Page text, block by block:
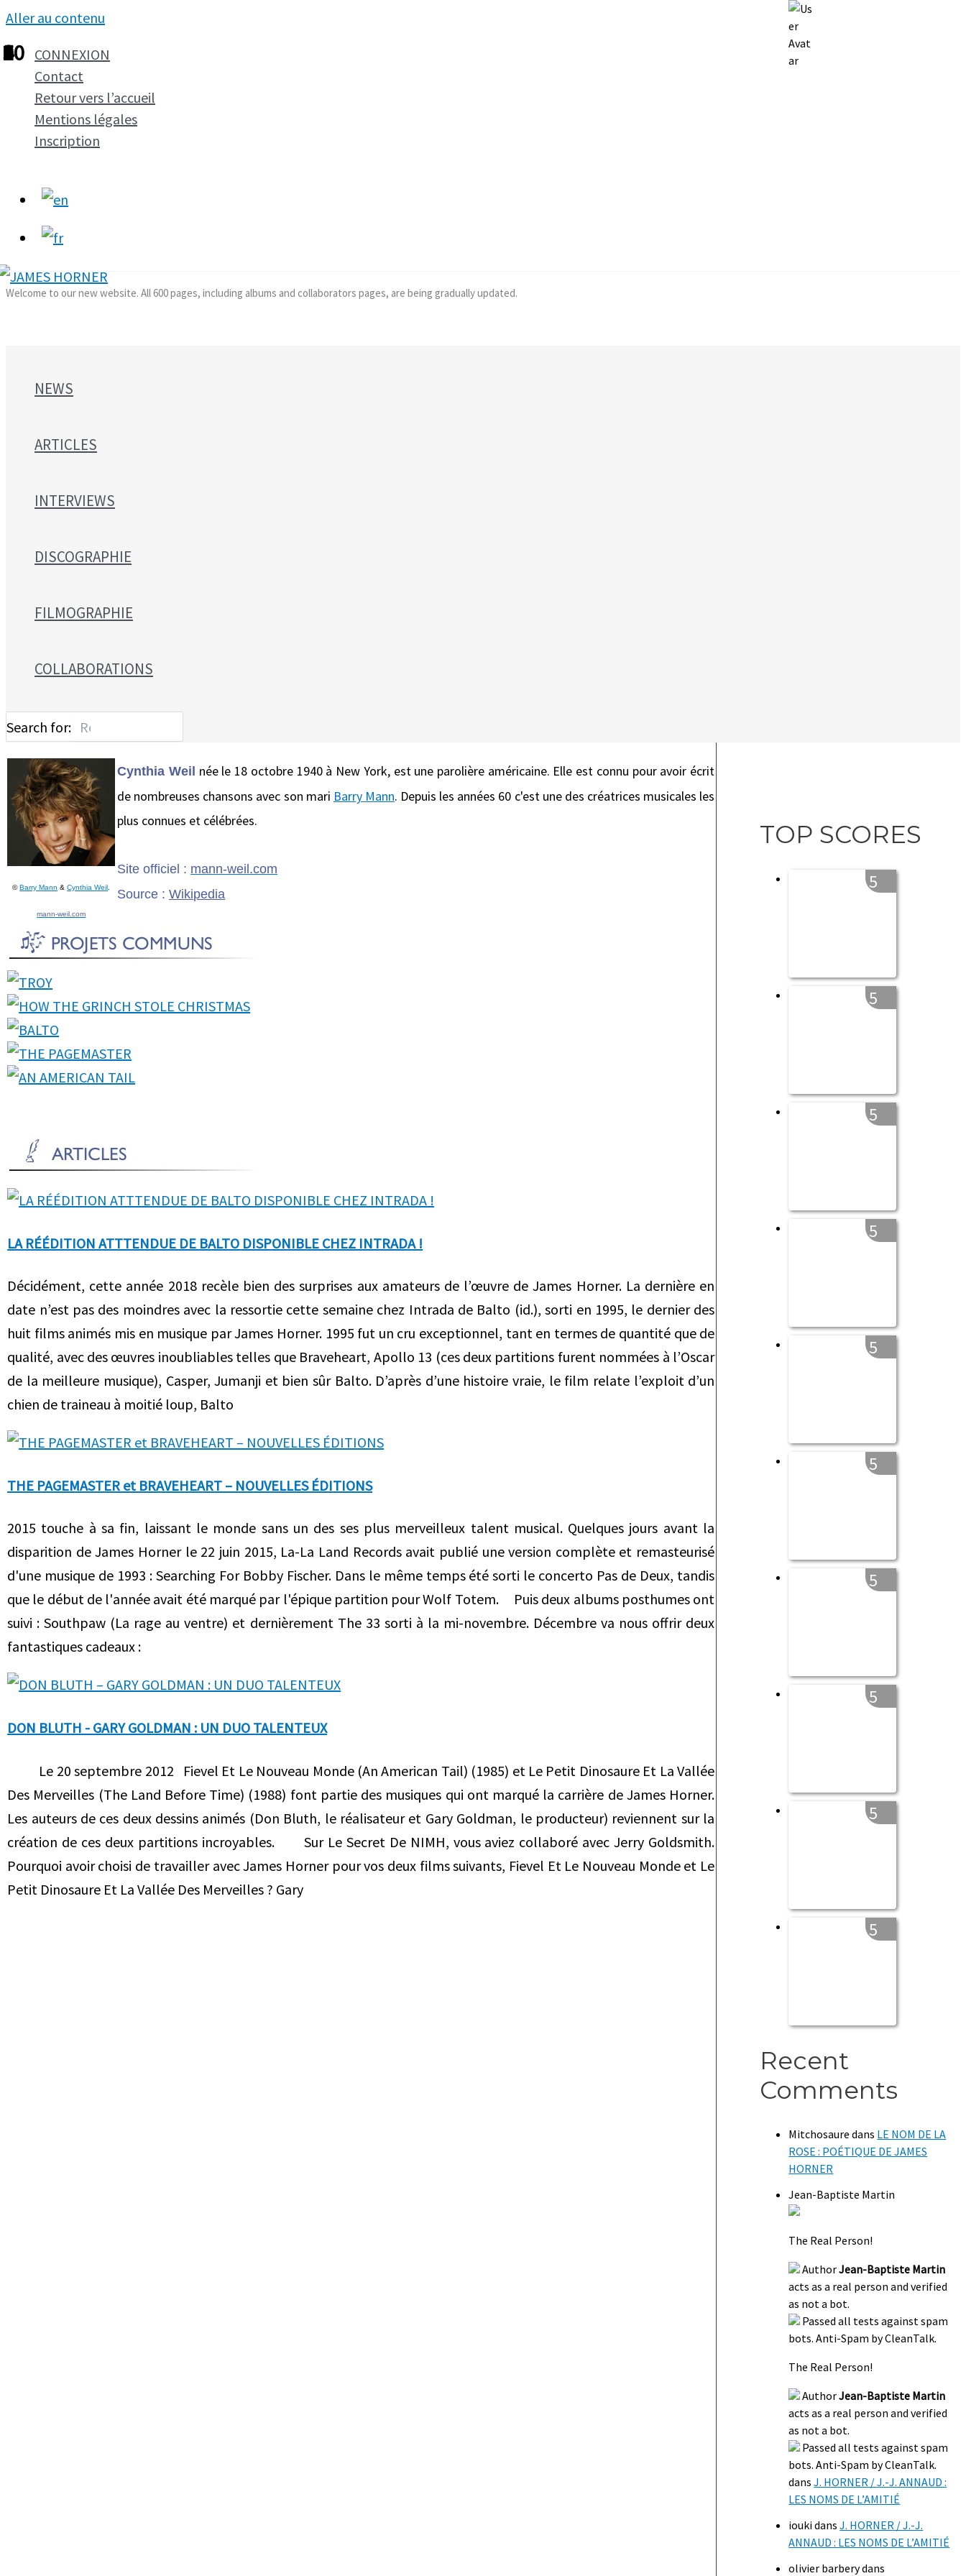
Aller au contenu
CONNEXION
Contact
Retour vers l’accueil
Mentions légales
Inscription
Welcome to our new website. All 600 pages, including albums and collaborators pages, are being gradually updated.
NEWS
ARTICLES
INTERVIEWS
DISCOGRAPHIE
FILMOGRAPHIE
COLLABORATIONS
Search for:
©Barry Mann &Cynthia Weil
mann-weil.com
Cynthia Weil née le 18 octobre 1940 à New York, est une parolière américaine. Elle est connu pour avoir écrit
de nombreuses chansons avec son mari Barry Mann. Depuis les années 60 c'est une des créatrices musicales les
plus connues et célébrées.
Site officiel : mann-weil.com
Source :Wikipedia
LA RÉÉDITION ATTTENDUE DE BALTO DISPONIBLE CHEZ INTRADA !
Décidément, cette année 2018 recèle bien des surprises aux amateurs de l’œuvre de James Horner. La dernière en
date n’est pas des moindres avec la ressortie cette semaine chez Intrada de Balto (id.), sorti en 1995, le dernier des
huit films animés mis en musique par James Horner. 1995 fut un cru exceptionnel, tant en termes de quantité que de
qualité, avec des œuvres inoubliables telles que Braveheart, Apollo 13 (ces deux partitions furent nommées à l’Oscar
de la meilleure musique), Casper, Jumanji et bien sûr Balto. D’après d’une histoire vraie, le film relate l’exploit d’un
chien de traineau à moitié loup, Balto
THE PAGEMASTER et BRAVEHEART – NOUVELLES ÉDITIONS
2015 touche à sa fin, laissant le monde sans un des ses plus merveilleux talent musical. Quelques jours avant la
disparition de James Horner le 22 juin 2015, La-La Land Records avait publié une version complète et remasteurisé
d'une musique de 1993 : Searching For Bobby Fischer. Dans le même temps été sorti le concerto Pas de Deux, tandis
que le début de l'année avait été marqué par l'épique partition pour Wolf Totem. Puis deux albums posthumes ont
suivi : Southpaw (La rage au ventre) et dernièrement The 33 sorti à la mi-novembre. Décembre va nous offrir deux
fantastiques cadeaux :
DON BLUTH - GARY GOLDMAN : UN DUO TALENTEUX
Le 20 septembre 2012 Fievel Et Le Nouveau Monde (An American Tail) (1985) et Le Petit Dinosaure Et La Vallée
Des Merveilles (The Land Before Time) (1988) font partie des musiques qui ont marqué la carrière de James Horner.
Les auteurs de ces deux dessins animés (Don Bluth, le réalisateur et Gary Goldman, le producteur) reviennent sur la
création de ces deux partitions incroyables. Sur Le Secret De NIMH, vous aviez collaboré avec Jerry Goldsmith.
Pourquoi avoir choisi de travailler avec James Horner pour vos deux films suivants, Fievel Et Le Nouveau Monde et Le
Petit Dinosaure Et La Vallée Des Merveilles ? Gary
TOP SCORES
1
5
2
5
3
5
4
5
5
5
6
5
7
5
8
5
9
5
10
5
Recent
Comments
Mitchosaure dans LE NOM DE LA
ROSE : POÉTIQUE DE JAMES
HORNER
Jean-Baptiste Martin
The Real Person!
AuthorJean-Baptiste Martin
acts as a real person and verified
as not a bot.
Passed all tests against spam
bots. Anti-Spam by CleanTalk.
The Real Person!
AuthorJean-Baptiste Martin
acts as a real person and verified
as not a bot.
Passed all tests against spam
bots. Anti-Spam by CleanTalk.
dansJ. HORNER / J.-J. ANNAUD :
LES NOMS DE L’AMITIÉ
ioukidansJ. HORNER / J.-J.
ANNAUD : LES NOMS DE L’AMITIÉ
olivier barberydans